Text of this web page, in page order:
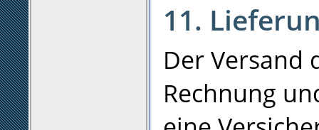
11.
Der Versand
Rechnung